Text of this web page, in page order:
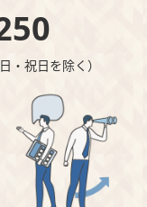
・祝⽇を除く）